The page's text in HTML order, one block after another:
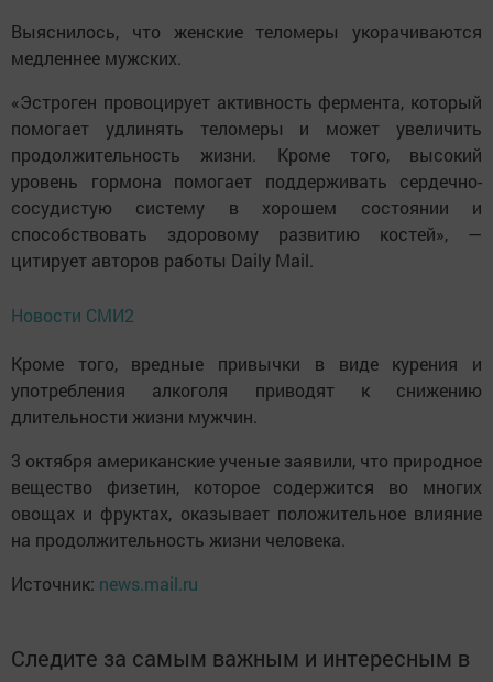
Выяснилось, что женские теломеры укорачиваются
медленнее мужских.
«Эстроген провоцирует активность фермента, который
помогает удлинять теломеры и может увеличить
продолжительность жизни. Кроме того, высокий
уровень гормона помогает поддерживать сердечно-
сосудистую систему в хорошем состоянии и
способствовать здоровому развитию костей», —
цитирует авторов работы Daily Mail.
Новости СМИ2
Кроме того, вредные привычки в виде курения и
употребления алкоголя приводят к снижению
длительности жизни мужчин.
3 октября американские ученые заявили, что природное
вещество физетин, которое содержится во многих
овощах и фруктах, оказывает положительное влияние
на продолжительность жизни человека.
Источник: news.mail.ru
Следите за самым важным и интересным в